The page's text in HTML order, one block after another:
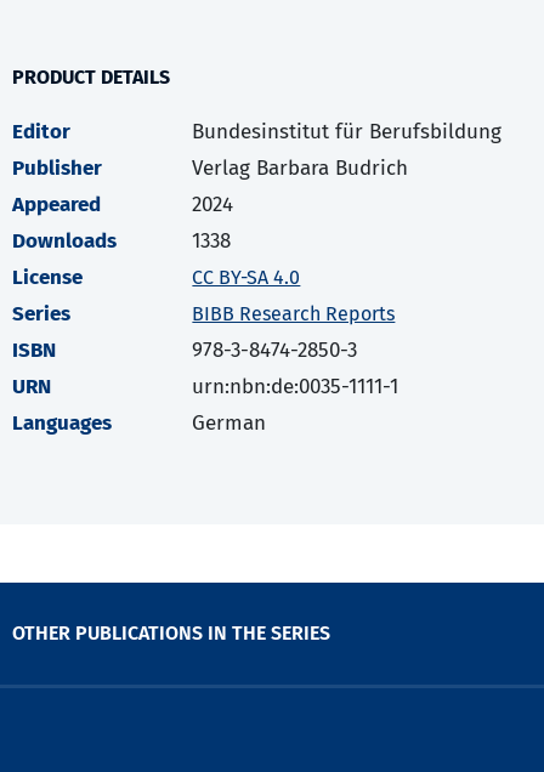
PRODUCT DETAILS
Editor
Bundesinstitut für Berufsbildung
Publisher
Verlag Barbara Budrich
Appeared
2024
Downloads
1338
License
CC BY-SA 4.0
Series BIBB Research Reports
ISBN
978-3-8474-2850-3
URN
urn:nbn:de:0035-1111-1
Languages
German
OTHER PUBLICATIONS IN THE SERIES